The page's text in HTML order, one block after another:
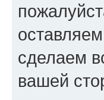
сделаем
вашей